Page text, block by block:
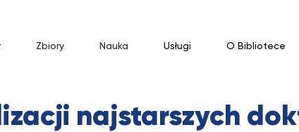
Zbiory Nauka Usługi O Bibliotece
najstarszych